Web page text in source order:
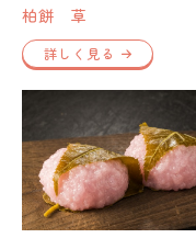
柏餅 草
詳しく見る